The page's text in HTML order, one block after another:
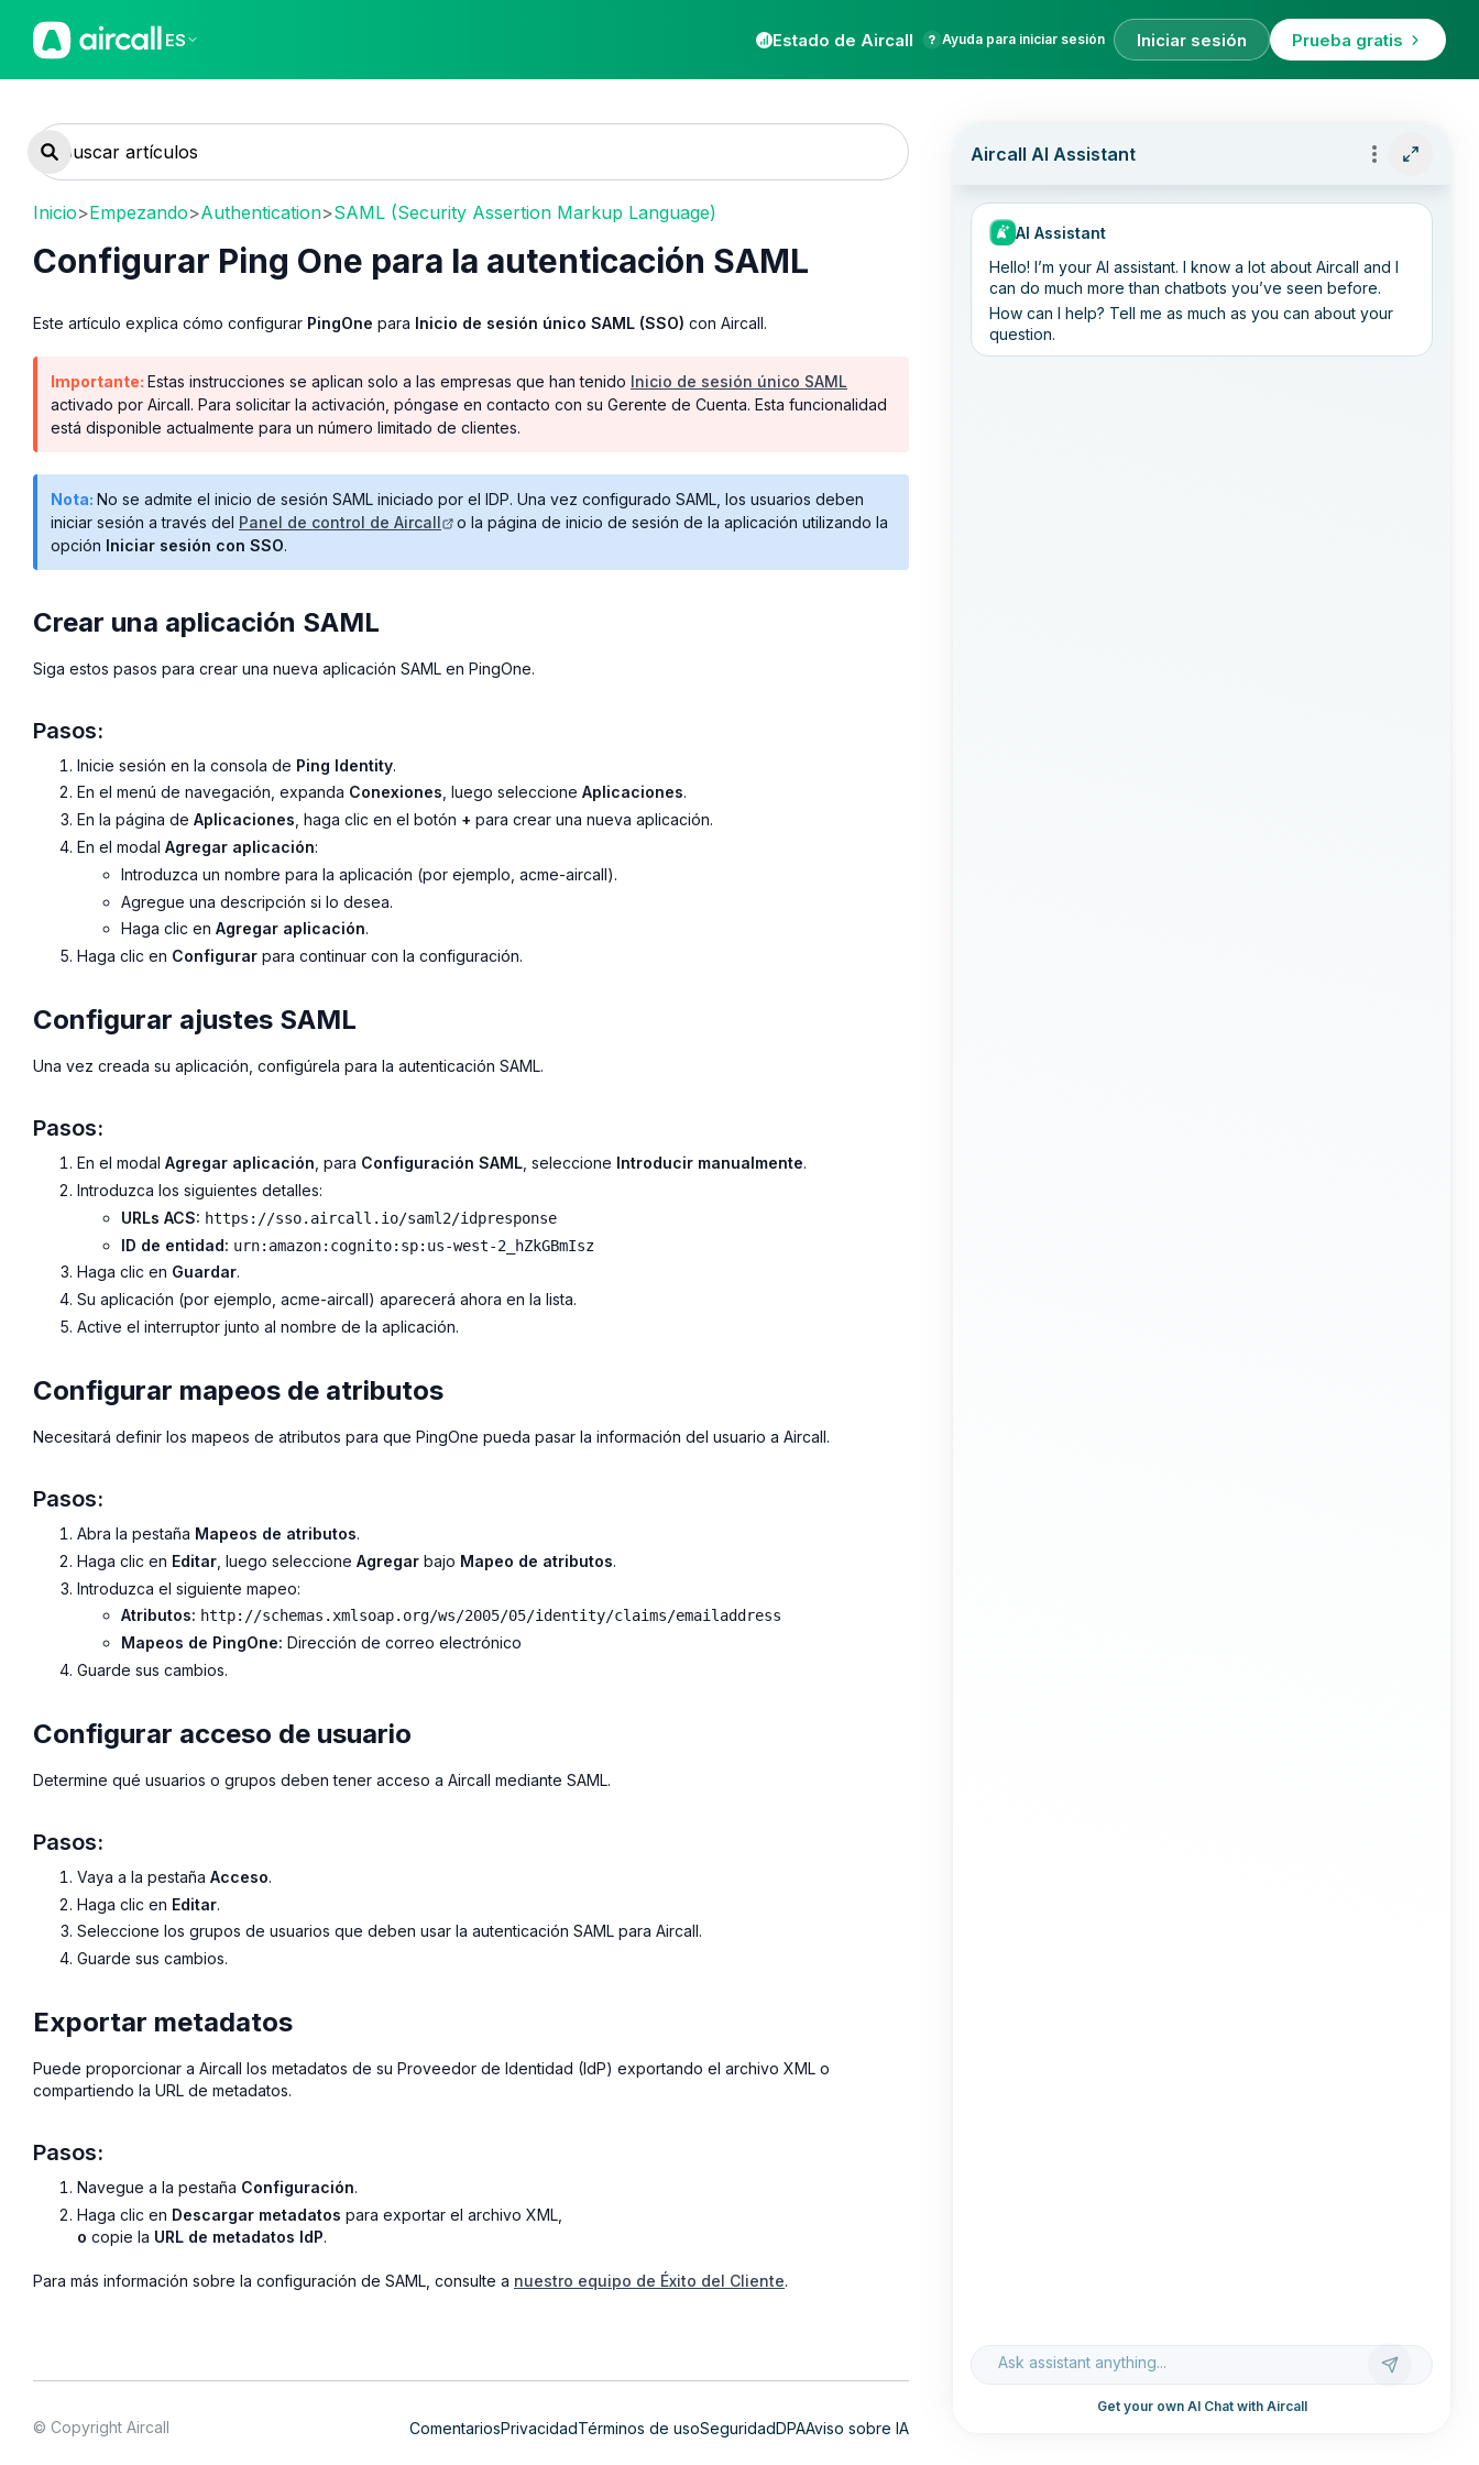
ES Estado de Aircall Ayuda para iniciar sesión Iniciar sesión Prueba gratis
Inicio>Empezando>Authentication>SAML (Security Assertion Markup Language)
Configurar Ping One para la autenticación SAML
Este artículo explica cómo configurar PingOne para Inicio de sesión único SAML (SSO) con Aircall.
Importante: Estas instrucciones se aplican solo a las empresas que han tenido Inicio de sesión único SAML
activado por Aircall. Para solicitar la activación, póngase en contacto con su Gerente de Cuenta. Esta funcionalidad
está disponible actualmente para un número limitado de clientes.
Nota: No se admite el inicio de sesión SAML iniciado por el IDP. Una vez configurado SAML, los usuarios deben
iniciar sesión a través del Panel de control de Aircall
o la página de inicio de sesión de la aplicación utilizando la
opción Iniciar sesión con SSO.
Crear una aplicación SAML
Siga estos pasos para crear una nueva aplicación SAML en PingOne.
Pasos:
Inicie sesión en la consola de Ping Identity.
En el menú de navegación, expanda Conexiones , luego seleccione Aplicaciones.
En la página de Aplicaciones , haga clic en el botón + para crear una nueva aplicación.
En el modal Agregar aplicación:
Introduzca un nombre para la aplicación (por ejemplo, acme-aircall).
Agregue una descripción si lo desea.
Haga clic en Agregar aplicación.
Haga clic en Configurar para continuar con la configuración.
Configurar ajustes SAML
Una vez creada su aplicación, configúrela para la autenticación SAML.
Pasos:
En el modal Agregar aplicación , para Configuración SAML , seleccione Introducir manualmente.
Introduzca los siguientes detalles:
URLs ACS: https://sso.aircall.io/saml2/idpresponse
ID de entidad: urn:amazon:cognito:sp:us-west-2_hZkGBmIsz
Haga clic en Guardar.
Su aplicación (por ejemplo, acme-aircall) aparecerá ahora en la lista.
Active el interruptor junto al nombre de la aplicación.
Configurar mapeos de atributos
Necesitará definir los mapeos de atributos para que PingOne pueda pasar la información del usuario a Aircall.
Pasos:
Abra la pestaña Mapeos de atributos.
Haga clic en Editar , luego seleccione Agregar bajo Mapeo de atributos.
Introduzca el siguiente mapeo:
Atributos: http://schemas.xmlsoap.org/ws/2005/05/identity/claims/emailaddress
Mapeos de PingOne: Dirección de correo electrónico
Guarde sus cambios.
Configurar acceso de usuario
Determine qué usuarios o grupos deben tener acceso a Aircall mediante SAML.
Pasos:
Vaya a la pestaña Acceso.
Haga clic en Editar.
Seleccione los grupos de usuarios que deben usar la autenticación SAML para Aircall.
Guarde sus cambios.
Exportar metadatos
Puede proporcionar a Aircall los metadatos de su Proveedor de Identidad (IdP) exportando el archivo XML o
compartiendo la URL de metadatos.
Pasos:
Navegue a la pestaña Configuración.
Haga clic en Descargar metadatos para exportar el archivo XML,
o copie la URL de metadatos IdP.
Para más información sobre la configuración de SAML, consulte a nuestro equipo de Éxito del Cliente.
© Copyright Aircall ComentariosPrivacidadTérminos de usoSeguridadDPAAviso sobre IA